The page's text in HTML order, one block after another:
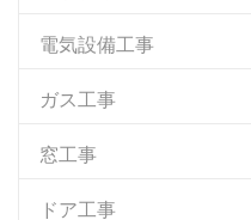
電気設備工事
ガス工事
窓工事
ドア工事